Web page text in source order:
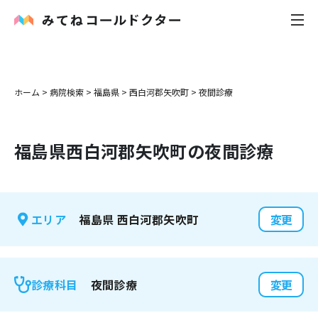
内科
花粉症
感染症
ホーム > 病院検索 > 福島県 > 西白河郡矢吹町 > 夜間診療
福島県西白河郡矢吹町の夜間診療
エリア 福島県 西白河郡矢吹町 変更
診療科目 夜間診療 変更